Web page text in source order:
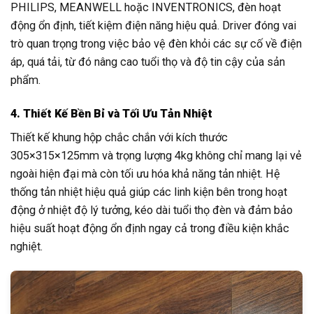
PHILIPS, MEANWELL hoặc INVENTRONICS, đèn hoạt
động ổn định, tiết kiệm điện năng hiệu quả. Driver đóng vai
trò quan trọng trong việc bảo vệ đèn khỏi các sự cố về điện
áp, quá tải, từ đó nâng cao tuổi thọ và độ tin cậy của sản
phẩm.
4. Thiết Kế Bền Bỉ và Tối Ưu Tản Nhiệt
Thiết kế khung hộp chắc chắn với kích thước
305×315×125mm và trọng lượng 4kg không chỉ mang lại vẻ
ngoài hiện đại mà còn tối ưu hóa khả năng tản nhiệt. Hệ
thống tản nhiệt hiệu quả giúp các linh kiện bên trong hoạt
động ở nhiệt độ lý tưởng, kéo dài tuổi thọ đèn và đảm bảo
hiệu suất hoạt động ổn định ngay cả trong điều kiện khắc
nghiệt.